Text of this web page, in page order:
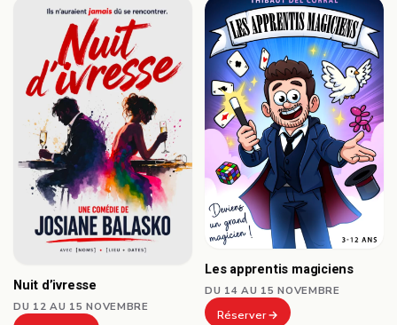
Nuit d’ivresse
DU 12 AU 15 NOVEMBRE
Les apprentis magiciens
DU 14 AU 15 NOVEMBRE
Réserver